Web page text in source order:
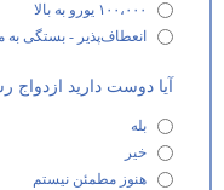
۱۰۰،۰۰۰ یورو به بالا
انعطاف‌پذیر - بستگی به
آیا دوست دارید ازدواج
بله
خیر
هنوز مطمئن نیستم